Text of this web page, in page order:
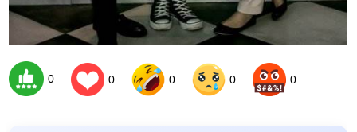
0 0 0 0 0